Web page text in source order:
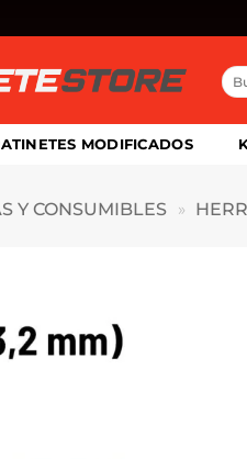
por:
MODIFICADOS
Y CONSUMIBLES »